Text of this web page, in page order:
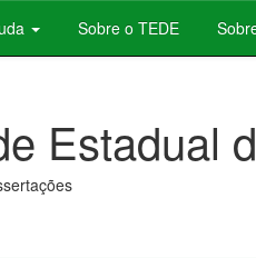
Sobre o TEDE
Estadual